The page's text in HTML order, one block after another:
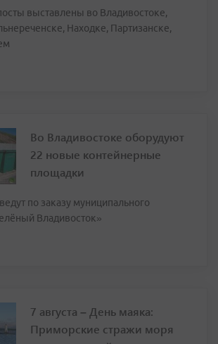
выставлены во Владивостоке,
Находке, Партизанске,
Во Владивостоке оборудуют
22 новые контейнерные
площадки
по заказу муниципального
Владивосток»
7 августа – День маяка:
Приморские стражи моря